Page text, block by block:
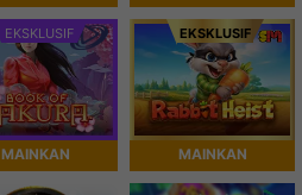
EKSKLUSIF
MAINKAN
EKSKLUSIF
MAINKAN